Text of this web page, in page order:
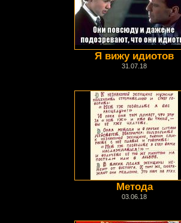
Я вижу идиотов
31.07.18
Метода
03.06.18